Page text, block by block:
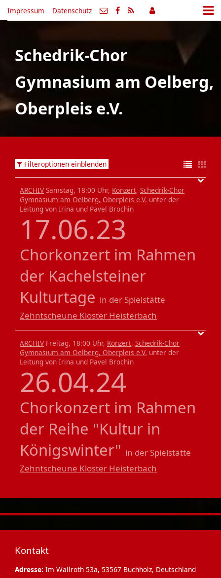
Impressum Datenschutz
Schedrik-Chor
Gymnasium am Oelberg,
Oberpleis e.V.
Filteroptionen einblenden
ARCHIV Samstag, 18:00 Uhr, Konzert, Schedrik-Chor
Gymnasium am Oelberg, Oberpleis e.V. unter der
Leitung von Irina und Pavel Brochin
17.06.23
Chorkonzert im Rahmen
der Kachelsteiner
Kulturtage in der Spielstätte
Zehntscheune Kloster Heisterbach
ARCHIV Freitag, 18:00 Uhr, Konzert, Schedrik-Chor
Gymnasium am Oelberg, Oberpleis e.V. unter der
Leitung von Irina und Pavel Brochin
26.04.24
Chorkonzert im Rahmen
der Reihe "Kultur in
Königswinter" in der Spielstätte
Zehntscheune Kloster Heisterbach
Kontakt
Adresse: Im Wallroth 53a, 53567 Buchholz, Deutschland